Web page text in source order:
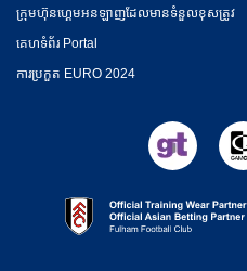
ក្រុមហ៊ុនហ្គេមអនឡាញដែលមានទំនួលខុសត្រូវ
គេហទំព័រ Portal
ការប្រកួត EURO 2024